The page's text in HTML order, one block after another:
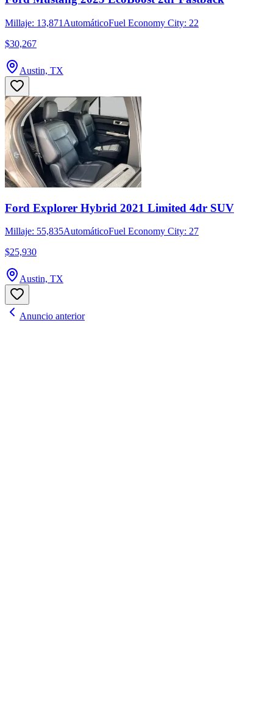
Millaje: 13,871 AutomáticoFuel Economy City: 22
$30,267
Austin, TX
Ford Explorer Hybrid 2021 Limited 4dr SUV
Millaje: 55,835AutomáticoFuel Economy City: 27
$25,930
Austin, TX
Anuncio anterior